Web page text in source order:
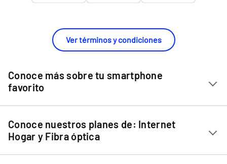
Ver términos y condiciones
Conoce más sobre tu smartphone
favorito
Chip Entel
Apple iPhone 11
Apple iPhone 12 Mini
Conoce nuestros planes de: Internet
Hogar y Fibra óptica
Internet Hogar